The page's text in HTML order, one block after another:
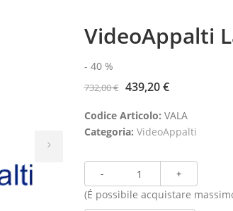
VideoAppalti
- 40 %
732,00 € 439,20 €
Codice Articolo: VALA
Categoria: VideoAppalti
(É possibile acquistare